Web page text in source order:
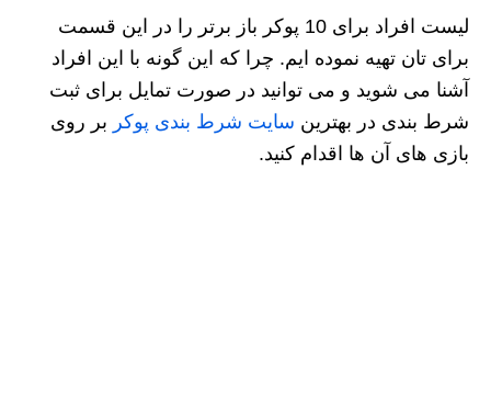
لیست افراد برای 10 پوکر باز برتر را در این قسمت
برای تان تهیه نموده ایم. چرا که این گونه با این افراد
آشنا می شوید و می توانید در صورت تمایل برای ثبت
شرط بندی در بهترین سایت شرط بندی پوکر بر روی
بازی های آن ها اقدام کنید.